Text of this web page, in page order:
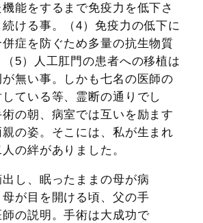
能をするまで免疫力を低下さ
ける事。（4）免疫力の低下に
症を防ぐため多量の抗生物質
5）人工肛門の患者への移植は
無い事。しかも七名の医師の
ている等、霊断の通りでし
の朝、病室では互いを励ます
の姿。そこには、私が生まれ
の絆がありました。
し、眠ったままの母が病
が目を開ける頃、父の手
の説明。手術は大成功で